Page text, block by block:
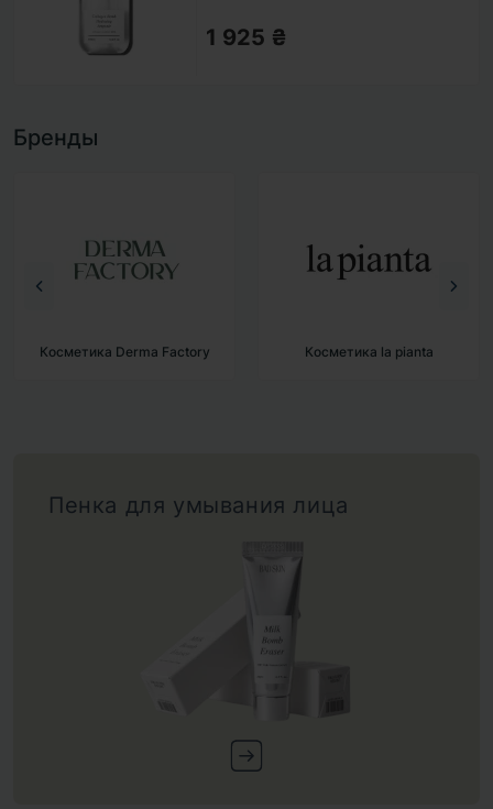
1 925 ₴
Бренды
Косметика la pianta Косметика BAD SKIN
Пенка для умывания лица